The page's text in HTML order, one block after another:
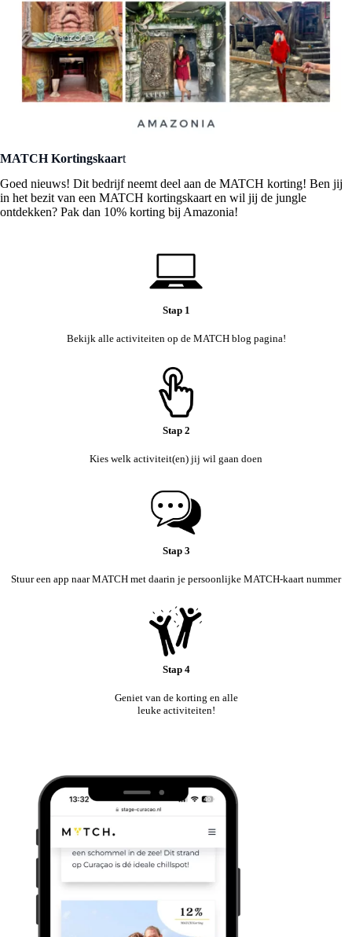
MATCH Kortingskaart
Goed nieuws! Dit bedrijf neemt deel aan de MATCH korting! Ben jij
in het bezit van een MATCH kortingskaart en wil jij de jungle
ontdekken? Pak dan 10% korting bij Amazonia!
Stap 1
Bekijk alle activiteiten op de MATCH blog pagina!
Stap 2
Kies welk activiteit(en) jij wil gaan doen
Stap 3
Stuur een app naar MATCH met daarin je persoonlijke MATCH-kaart nummer
Stap 4
Geniet van de korting en alle
leuke activiteiten!